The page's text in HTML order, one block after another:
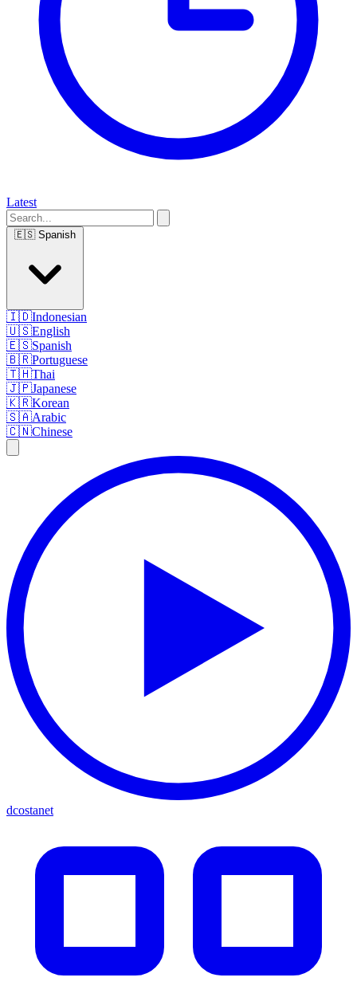
Latest
🇪🇸 Spanish
🇮🇩Indonesian
🇺🇸English
🇪🇸Spanish
🇧🇷Portuguese
🇹🇭Thai
🇯🇵Japanese
🇰🇷Korean
🇸🇦Arabic
🇨🇳Chinese
dcostanet